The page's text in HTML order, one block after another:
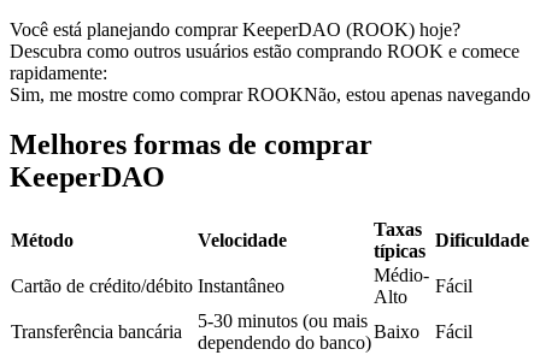
Futuros de USDC
Futuros usando USDC como garantia
Copiar Trading
Você está planejando comprar KeeperDAO (ROOK) hoje?
Descubra como outros usuários estão comprando ROOK e comece
rapidamente:
Sim, me mostre como comprar ROOKNão, estou apenas navegando
Melhores formas de comprar
KeeperDAO
Método Velocidade
Taxas
típicas
Dificuldade
Cartão de crédito/débito Instantâneo
Médio-
Alto
Fácil
Transferência bancária
5-30 minutos (ou mais
dependendo do banco)
Baixo
Fácil